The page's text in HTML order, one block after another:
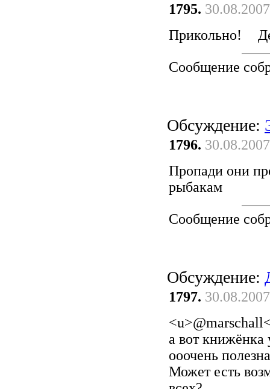
1795.
Прикольно!
Сообщение
Обсуждение:
1796.
Пропади они
рыбакам
Сообщение
Обсуждение:
1797.
а вот книжёнка
ооочень
Может есть